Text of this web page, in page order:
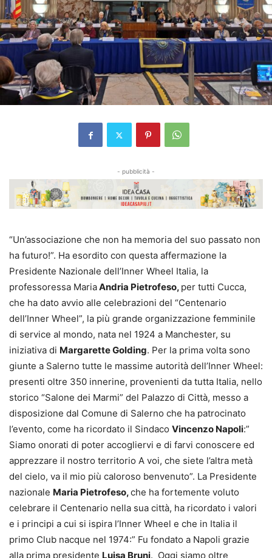
- pubblicità -
“Un’associazione che non ha memoria del suo passato non
ha futuro!”. Ha esordito con questa affermazione la
Presidente Nazionale dell’Inner Wheel Italia, la
professoressa MariaAndria Pietrofeso, per tutti Cucca,
che ha dato avvio alle celebrazioni del “Centenario
dell’Inner Wheel”, la più grande organizzazione femminile
di service al mondo, nata nel 1924 a Manchester, su
iniziativa di Margarette Golding. Per la prima volta sono
giunte a Salerno tutte le massime autorità dell’Inner Wheel:
presenti oltre 350 innerine, provenienti da tutta Italia, nello
storico “Salone dei Marmi” del Palazzo di Città, messo a
disposizione dal Comune di Salerno che ha patrocinato
l’evento, come ha ricordato il Sindaco Vincenzo Napoli:”
Siamo onorati di poter accogliervi e di farvi conoscere ed
apprezzare il nostro territorio A voi, che siete l’altra metà
del cielo, va il mio più caloroso benvenuto”. La Presidente
nazionale Maria Pietrofeso,che ha fortemente voluto
celebrare il Centenario nella sua città, ha ricordato i valori
e i principi a cui si ispira l’Inner Wheel e che in Italia il
primo Club nacque nel 1974:” Fu fondato a Napoli grazie
alla prima presidente Luisa Bruni. Oggi siamo oltre